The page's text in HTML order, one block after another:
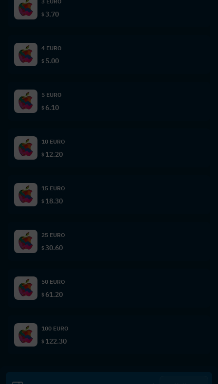
$3.70
4 EURO
$ 5.00
5 EURO
$ 6.10
10 EURO
$ 12.20
15 EURO
$ 18.30
25 EURO
$30.60
50 EURO
$ 61.20
100 EURO
$ 122.30